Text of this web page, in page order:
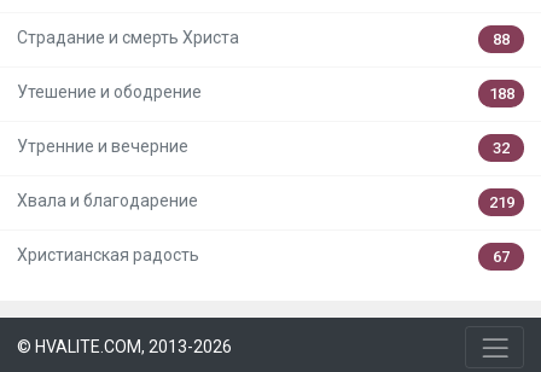
Страдание и смерть Христа 88
Утешение и ободрение 188
Утренние и вечерние 32
Хвала и благодарение 219
Христианская радость 67
© HVALITE.COM, 2013-2026